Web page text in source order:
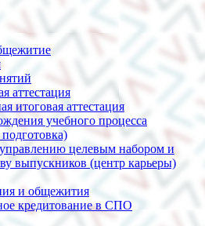
аттестация
итоговая аттестация
учебного процесса
целевым набором и
выпускников (центр карьеры)
и общежития
кредитование в СПО